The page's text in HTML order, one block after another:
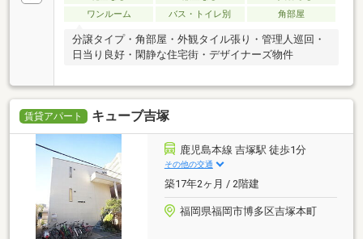
ワンルーム
バス・トイレ別 角部屋
分譲タイプ・角部屋・外観タイル張り・管理人巡回・
日当り良好・閑静な住宅街・デザイナーズ物件
賃貸アパート キューブ吉塚
鹿児島本線 吉塚駅 徒歩1分
その他の交通
築17年2ヶ月 / 2階建
福岡県福岡市博多区吉塚本町